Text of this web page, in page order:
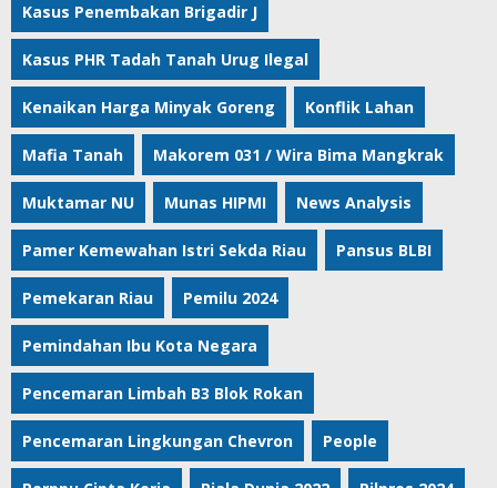
Kasus Penembakan Brigadir J
Kasus PHR Tadah Tanah Urug Ilegal
Kenaikan Harga Minyak Goreng Konflik Lahan
Mafia Tanah Makorem 031 / Wira Bima Mangkrak
Muktamar NU Munas HIPMI News Analysis
Pamer Kemewahan Istri Sekda Riau Pansus BLBI
Pemekaran Riau Pemilu 2024
Pemindahan Ibu Kota Negara
Pencemaran Limbah B3 Blok Rokan
Pencemaran Lingkungan Chevron People